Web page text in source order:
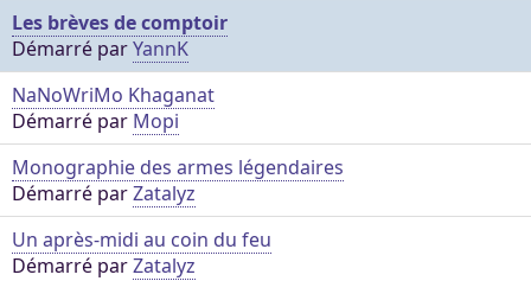
Les brèves de comptoir
Démarré parYannK
NaNoWriMo Khaganat
Démarré par Mopi
Monographie des armes légendaires
Démarré parZatalyz
Un après-midi au coin du feu
Démarré parZatalyz